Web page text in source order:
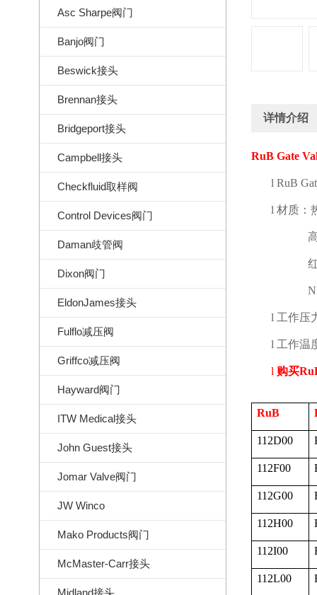
Asc Sharpe阀门
Banjo阀门
Beswick接头
Brennan接头
Bridgeport接头
Campbell接头
Checkfluid取样阀
Control Devices阀门
Daman歧管阀
Dixon阀门
EldonJames接头
Fulflo减压阀
Griffco减压阀
Hayward阀门
ITW Medical接头
John Guest接头
Jomar Valve阀门
JW Winco
Mako Products阀门
McMaster-Carr接头
Midland接头
详情介绍
RuB Gate
l RuB
l 材质：
l 工作压
l 工作温
l 购买
RuB
112D00
112F00
112G00
112H00
112I00
112L00